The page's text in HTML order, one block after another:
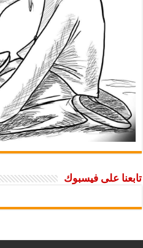
تابعنا على فيسبوك